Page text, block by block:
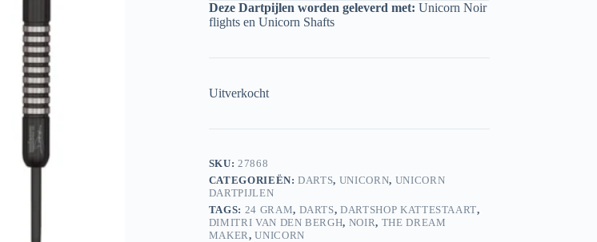
Deze Dartpijlen worden geleverd met: Unicorn Noir
flights en Unicorn Shafts
Uitverkocht
SKU: 27868
CATEGORIEËN:DARTS, UNICORN, UNICORN
DARTPIJLEN
TAGS: 24 GRAM, DARTS,DARTSHOP KATTESTAART,
DIMITRI VAN DEN BERGH, NOIR, THE DREAM
MAKER,UNICORN